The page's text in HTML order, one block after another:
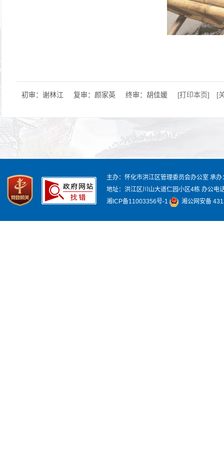
初审：谢林江 复审：颜家英 终审：胡佳媛 [打印本页] [
主办：怀化市洪江区管理委员会办公室 承办
地址：洪江区川山大道仁园小区4栋 办公电
湘ICP备11003356号-1
湘公网安备